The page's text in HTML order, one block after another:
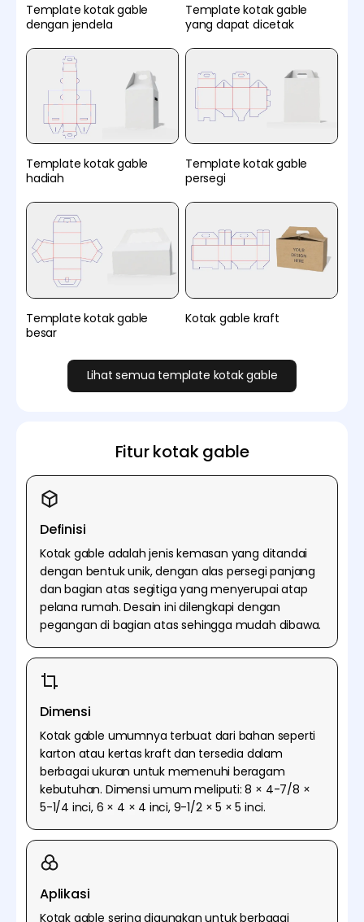
Template kotak gable
dengan jendela
Template kotak gable
yang dapat dicetak
Template kotak gable
hadiah
Template kotak gable
persegi
Template kotak gable
besar
Kotak gable kraft
Lihat semua template kotak gable
Fitur kotak gable
Definisi
Kotak gable adalah jenis kemasan yang ditandai
dengan bentuk unik, dengan alas persegi panjang
dan bagian atas segitiga yang menyerupai atap
pelana rumah. Desain ini dilengkapi dengan
pegangan di bagian atas sehingga mudah dibawa.
Dimensi
Kotak gable umumnya terbuat dari bahan seperti
karton atau kertas kraft dan tersedia dalam
berbagai ukuran untuk memenuhi beragam
kebutuhan. Dimensi umum meliputi: 8 × 4-7/8 ×
5-1/4 inci, 6 × 4 × 4 inci, 9-1/2 × 5 × 5 inci.
Aplikasi
Kotak gable sering digunakan untuk berbagai